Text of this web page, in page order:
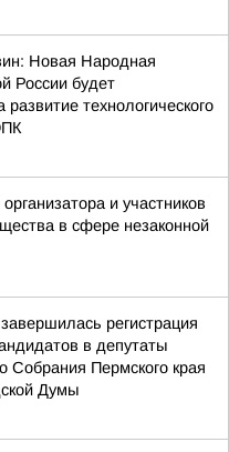
Новая Народная
России будет
технологического
и участников
в сфере незаконной
регистрация
в депутаты
Собрания Пермского края
Думы